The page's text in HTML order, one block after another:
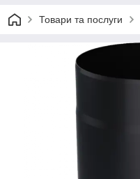
Товари та послуги